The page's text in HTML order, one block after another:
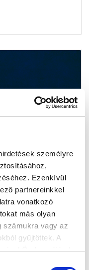
személyre
Ezenkívül
partnereinkkel
vonatkozó
más olyan
számukra vagy az
gyűjtöttek. A
Ön hozzájárul a
és hiányzókról.